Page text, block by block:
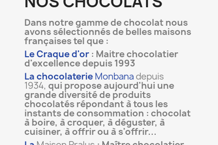
Dans notre gamme de chocolat nous
avons sélectionnés de belles maisons
françaises tel que :
Le Craque d'or : Maitre chocolatier
d'excellence depuis 1993
La chocolaterie Monbanadepuis
1934, qui propose aujourd'hui une
grande diversité de produits
chocolatés répondant à tous les
instants de consommation : chocolat
à boire, à croquer, à déguster, à
cuisiner, à offrir ou à s'offrir...